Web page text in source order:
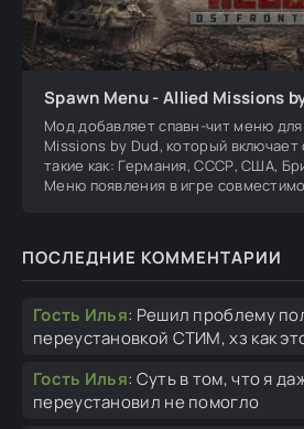
Spawn Menu - Allied Missions
Мод добавляет спавн-чит меню
Missions by Dud, который
такие как: Германия, СССР, США,
Меню появления в игре
ПОСЛЕДНИЕ КОММЕНТАРИИ
Гость Илья: Решил проблему
переустановкой СТИМ, хз как
Гость Илья: Суть в том, что я
переустановил не помогло